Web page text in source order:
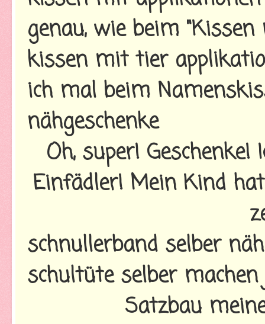
genau, wie beim
kissen mit tier
ich mal beim
nähgeschenke
Oh, super!
Einfädler! Mein Kind
schnullerband selber
schultüte selber
Satzbau